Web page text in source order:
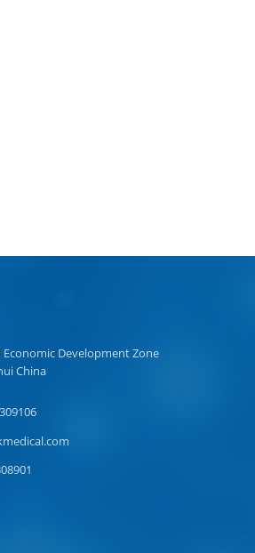
Economic Development Zone
China